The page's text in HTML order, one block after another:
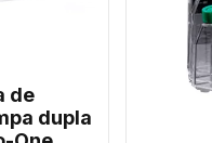
de
dupla